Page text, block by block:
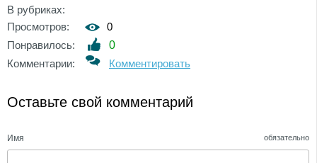
В рубриках:
Просмотров:
0
Понравилось:
0
Комментарии:
Комментировать
Оставьте свой комментарий
Имя обязательно